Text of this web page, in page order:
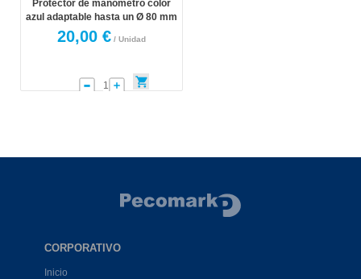
Protector de manómetro color
azul adaptable hasta un Ø 80 mm
20,00 € / Unidad
CORPORATIVO
Inicio